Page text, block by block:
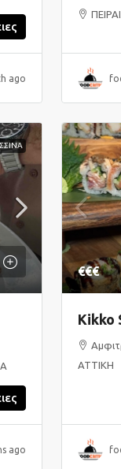
ago
ago
€€€
Kikko
ΑΤΤΙΚΗ